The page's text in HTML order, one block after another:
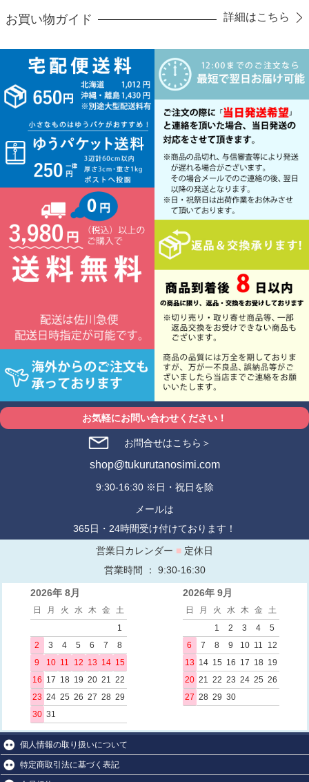
お買い物ガイド 詳細はこちら
お気軽にお問い合わせください！
お問合せはこちら＞
shop@tukurutanosimi.com
9:30-16:30 ※日・祝日を除
メールは
365日・24時間受け付けております！
営業日カレンダー ■ 定休日
営業時間 ： 9:30-16:30
2026年 8月
日 月 火 水 木 金
土
1
2
3 4 5 6 7
8
9
10 11 12 13 14 15
16 17 18 19 20 21
22
23 24 25 26 27 28 29
30 31
2026年 9月
日 月 火 水 木 金
土
1
2 3 4
5
6
7 8 9 10 11
12
13 14 15 16 17 18 19
20 21 22 23 24 25 26
27 28 29 30
個人情報の取り扱いについて
特定商取引法に基づく表記